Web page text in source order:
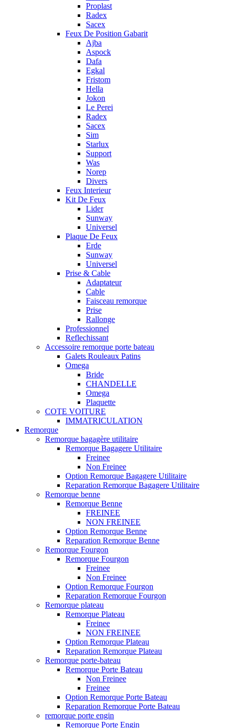
Proplast
Radex
Sacex
Feux De Position Gabarit
Ajba
Aspock
Dafa
Egkal
Fristom
Hella
Jokon
Le Perei
Radex
Sacex
Sim
Starlux
Support
Was
Norep
Divers
Feux Interieur
Kit De Feux
Lider
Sunway
Universel
Plaque De Feux
Erde
Sunway
Universel
Prise & Cable
Adaptateur
Cable
Faisceau remorque
Prise
Rallonge
Professionnel
Reflechissant
Accessoire remorque porte bateau
Galets Rouleaux Patins
Omega
Bride
CHANDELLE
Omega
Plaquette
COTE VOITURE
IMMATRICULATION
Remorque
Remorque bagagère utilitaire
Remorque Bagagere Utilitaire
Freinee
Non Freinee
Option Remorque Bagagere Utilitaire
Reparation Remorque Bagagere Utilitaire
Remorque benne
Remorque Benne
FREINEE
NON FREINEE
Option Remorque Benne
Reparation Remorque Benne
Remorque Fourgon
Remorque Fourgon
Freinee
Non Freinee
Option Remorque Fourgon
Reparation Remorque Fourgon
Remorque plateau
Remorque Plateau
Freinee
NON FREINEE
Option Remorque Plateau
Reparation Remorque Plateau
Remorque porte-bateau
Remorque Porte Bateau
Non Freinee
Freinee
Option Remorque Porte Bateau
Reparation Remorque Porte Bateau
remorque porte engin
Remorque Porte Engin